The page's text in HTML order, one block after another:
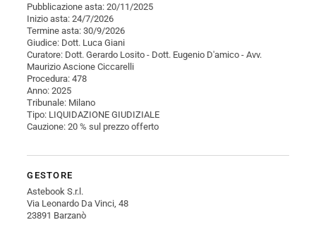
Pubblicazione asta: 20/11/2025
Inizio asta: 24/7/2026
Termine asta: 30/9/2026
Giudice: Dott. Luca Giani
Curatore: Dott. Gerardo Losito - Dott. Eugenio D'amico - Avv.
Maurizio Ascione Ciccarelli
Procedura: 478
Anno: 2025
Tribunale: Milano
Tipo: LIQUIDAZIONE GIUDIZIALE
Cauzione: 20 % sul prezzo offerto
GESTORE
Astebook S.r.l.
Via Leonardo Da Vinci, 48
23891 Barzanò